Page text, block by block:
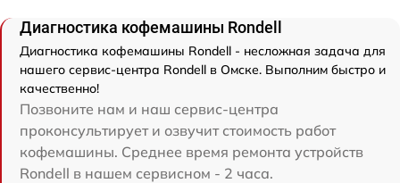
Диагностика кофемашины Rondell
Диагностика кофемашины Rondell - несложная задача для
нашего сервис-центра Rondell в Омске. Выполним быстро и
качественно!
Позвоните нам и наш сервис-центра
проконсультирует и озвучит стоимость работ
кофемашины. Среднее время ремонта устройств
Rondell в нашем сервисном - 2 часа.